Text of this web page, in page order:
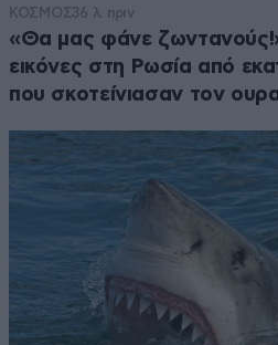
ΚΟΣΜΟΣ36 λ. πριν
«Θα μας φάνε
εικόνες στη Ρωσία από
που σκοτείνιασαν τον